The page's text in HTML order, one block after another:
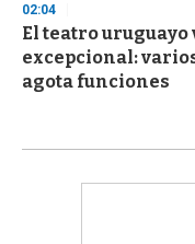
02:04
El teatro
excepcional:
agota funciones